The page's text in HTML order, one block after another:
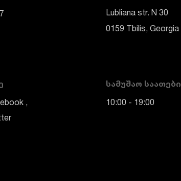
Lubliana str. N 30
0159 Tbilis, Georgia
ᲡᲐᲛᲣᲨᲐᲝ ᲡᲐᲐᲗᲔᲑᲘ
10:00 - 19:00